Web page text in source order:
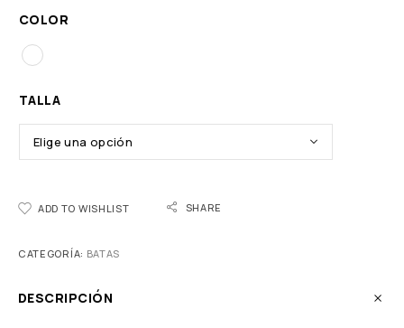
COLOR
TALLA
ADD TO WISHLIST SHARE
CATEGORÍA: BATAS
DESCRIPCIÓN